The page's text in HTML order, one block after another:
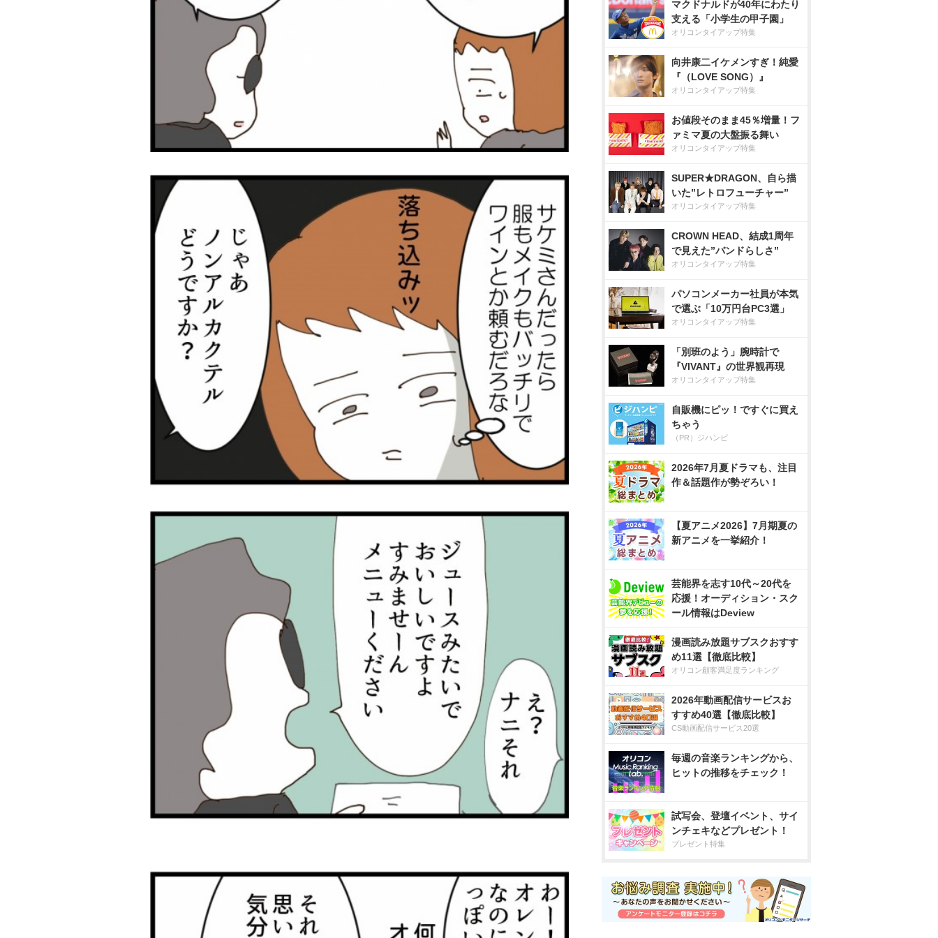
マクドナルドが40年にわたり
支える「小学生の甲子園」
オリコンタイアップ特集
向井康二イケメンすぎ！純愛
『（LOVE SONG）』
オリコンタイアップ特集
お値段そのまま45％増量！フ
ァミマ夏の大盤振る舞い
オリコンタイアップ特集
SUPER★DRAGON、自ら描
いた”レトロフューチャー”
オリコンタイアップ特集
CROWN HEAD、結成1周年
で見えた”バンドらしさ”
オリコンタイアップ特集
パソコンメーカー社員が本気
で選ぶ「10万円台PC3選」
オリコンタイアップ特集
「別班のよう」腕時計で
『VIVANT』の世界観再現
オリコンタイアップ特集
自販機にピッ！ですぐに買え
ちゃう
（PR）ジハンピ
2026年7月夏ドラマも、注目
作＆話題作が勢ぞろい！
【夏アニメ2026】7月期夏の
新アニメを一挙紹介！
芸能界を志す10代～20代を
応援！オーディション・スク
ール情報はDeview
漫画読み放題サブスクおすす
め11選【徹底比較】
オリコン顧客満足度ランキング
2026年動画配信サービスお
すすめ40選【徹底比較】
CS動画配信サービス20選
毎週の音楽ランキングから、
ヒットの推移をチェック！
試写会、登壇イベント、サイ
ンチェキなどプレゼント！
プレゼント特集